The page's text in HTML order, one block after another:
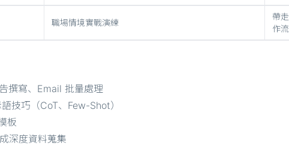
職場情境實戰演練
帶
作
撰寫、Email 批量處理
技巧（CoT、Few-Shot）
板
深度資料蒐集